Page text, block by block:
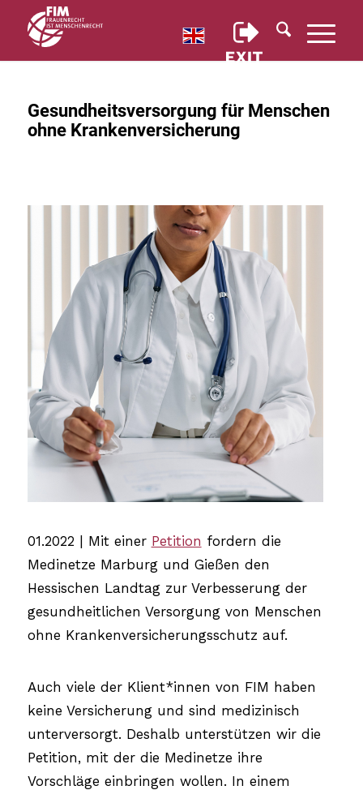
Gesundheitsversorgung für Menschen
ohne Krankenversicherung
01.2022 | Mit einer Petition fordern die
Medinetze Marburg und Gießen den
Hessischen Landtag zur Verbesserung der
gesundheitlichen Versorgung von Menschen
ohne Krankenversicherungsschutz auf.
Auch viele der Klient*innen von FIM haben
keine Versicherung und sind medizinisch
unterversorgt. Deshalb unterstützen wir die
Petition, mit der die Medinetze ihre
Vorschläge einbringen wollen. In einem